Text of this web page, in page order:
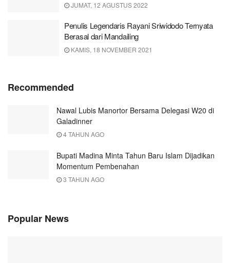
JUMAT, 12 AGUSTUS 2022
Penulis Legendaris Rayani Sriwidodo Ternyata
Berasal dari Mandailing
KAMIS, 18 NOVEMBER 2021
Recommended
Nawal Lubis Manortor Bersama Delegasi W20 di
Galadinner
4 TAHUN AGO
Bupati Madina Minta Tahun Baru Islam Dijadikan
Momentum Pembenahan
3 TAHUN AGO
Popular News